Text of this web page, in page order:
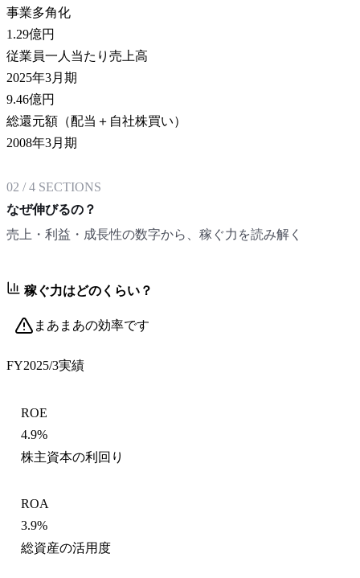
事業多角化
1.29億円
従業員一人当たり売上高
2025年3月期
9.46億円
総還元額（配当＋自社株買い）
2008年3月期
02 /4 SECTIONS
なぜ伸びるの？
売上・利益・成長性の数字から、稼ぐ力を読み解く
稼ぐ力はどのくらい？
まあまあの効率です
FY2025/3実績
ROE
4.9%
株主資本の利回り
ROA
3.9%
総資産の活用度